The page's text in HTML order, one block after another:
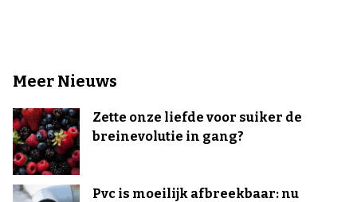
Meer Nieuws
Zette onze liefde voor suiker de
breinevolutie in gang?
Pvc is moeilijk afbreekbaar: nu